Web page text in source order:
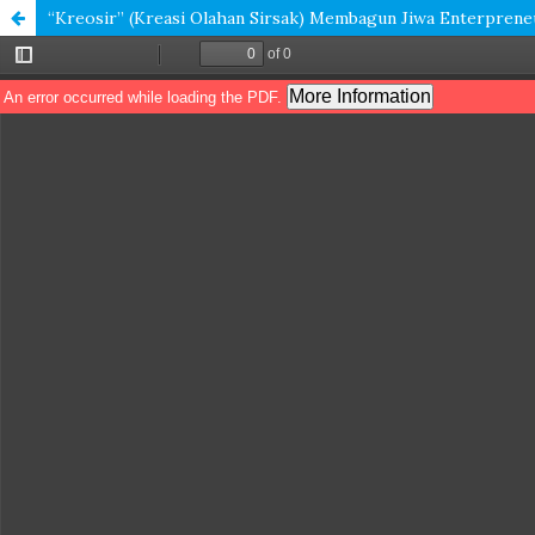
“Kreosir” (Kreasi Olahan Sirsak) Membagun Jiwa